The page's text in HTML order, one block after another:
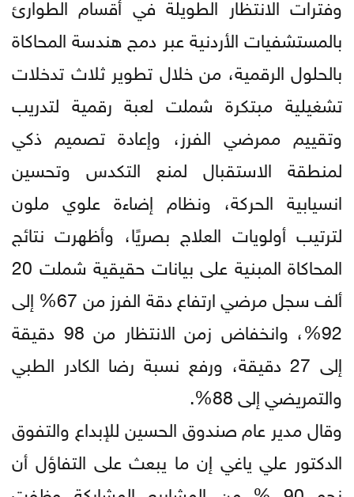
بالمستشفيات الأردنية عبر دمج هندسة المحاكاة
بالحلول الرقمية، من خلال تطوير ثلاث تدخلات
تشغيلية مبتكرة شملت لعبة رقمية لتدريب
وتقييم ممرضي الفرز، وإعادة تصميم ذكي
لمنطقة الاستقبال لمنع التكدس وتحسين
انسيابية الحركة، ونظام إضاءة علوي ملون
لترتيب أولويات العلاج بصريًا، وأظهرت نتائج
المحاكاة المبنية على بيانات حقيقية شملت 20
ألف سجل مرضي ارتفاع دقة الفرز من 67% إلى
92%، وانخفاض زمن الانتظار من 98 دقيقة
إلى 27 دقيقة، ورفع نسبة رضا الكادر الطبي
والتمريضي إلى 88%.
وقال مدير عام صندوق الحسين للإبداع والتفوق
الدكتور علي ياغي إن ما يبعث على التفاؤل أن